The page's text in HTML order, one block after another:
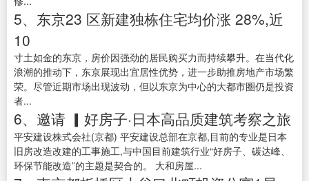
5、东京23 区新建独栋住宅均价涨 28%,近
10
寸土如金的东京，房价因强劲的居民购买力而持续攀升。在当代化
浪潮的推动下，东京展现出宜居性优势，进一步助推房地产市场繁
荣。尽管近期市场出现波动，但以东京为中心的大都市圈仍是投资
者...
6、邀请 ▎好房子·日本高品质建筑考察之旅
平安建设株式会社(京都) 平安建设总部在京都,目前的专业是日本
旧房改造改建的工事施工,与中国目前建筑行业“好房子、碳达峰、
环保节能改造”的主题是契合的。 大和房屋...